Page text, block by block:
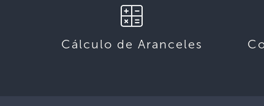
Cálculo de Aranceles